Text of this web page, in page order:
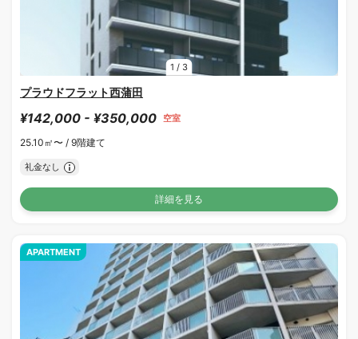
1 / 3
プラウドフラット西蒲田
¥142,000 - ¥350,000 空室
25.10㎡〜 / 9階建て
礼金なし
詳細を見る
APARTMENT